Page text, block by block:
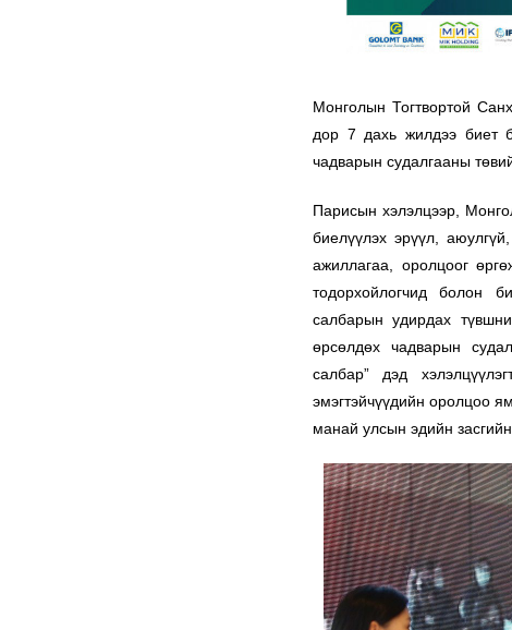
Монголын Тогтвортой
дор 7 дахь жилдээ биет
чадварын судалгааны
Парисын хэлэлцээр,
биелүүлэх эрүүл,
ажиллагаа, оролцоог
тодорхойлогчид болон
салбарын удирдах
өрсөлдөх чадварын
салбар” дэд
эмэгтэйчүүдийн оролцоо
манай улсын эдийн